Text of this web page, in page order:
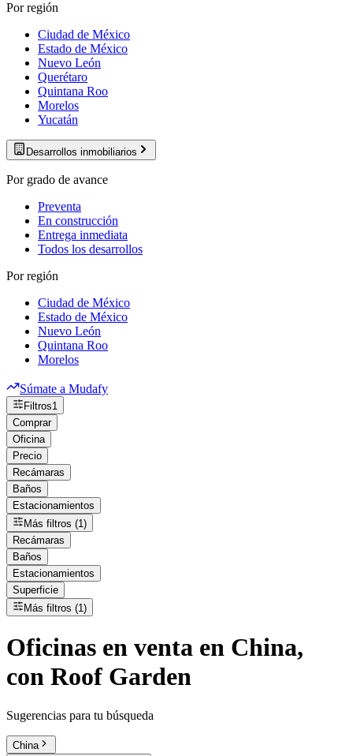
Por región
Ciudad de México
Estado de México
Nuevo León
Querétaro
Quintana Roo
Morelos
Yucatán
Desarrollos inmobiliarios
Por grado de avance
Preventa
En construcción
Entrega inmediata
Todos los desarrollos
Por región
Ciudad de México
Estado de México
Nuevo León
Quintana Roo
Morelos
Súmate a Mudafy
Filtros1
Comprar
Oficina
Precio
Recámaras
Baños
Estacionamientos
Más filtros (1)
Recámaras
Baños
Estacionamientos
Superficie
Más filtros (1)
Oficinas en venta en China,
con Roof Garden
Sugerencias para tu búsqueda
China